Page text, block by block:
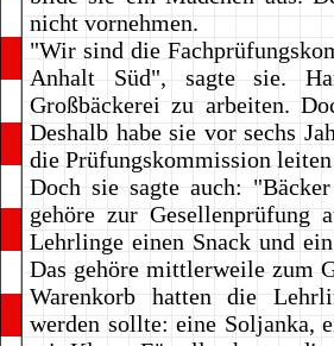
nicht vornehmen.
"Wir sind die
Anhalt Süd", sagte sie.
Großbäckerei zu arbeiten.
Deshalb habe sie vor sechs
die Prüfungskommission
Doch sie sagte auch:
gehöre zur Gesellenprüfung
Lehrlinge einen Snack und
Das gehöre mittlerweile zum
Warenkorb hatten die
werden sollte: eine Soljanka,